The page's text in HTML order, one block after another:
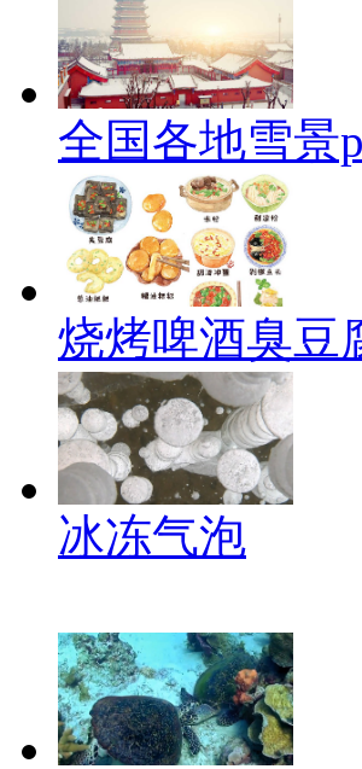
全国各地雪景
烧烤啤酒臭豆
冰冻气泡